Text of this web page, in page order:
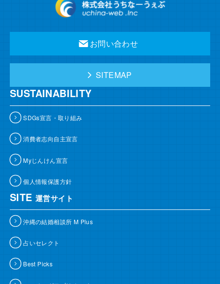
お問い合わせ
SITEMAP
SUSTAINABILITY
SDGs宣言・取り組み
消費者志向自主宣言
Myじんけん宣言
個人情報保護方針
SITE 運営サイト
沖縄の結婚相談所 M Plus
占いセレクト
Best Picks